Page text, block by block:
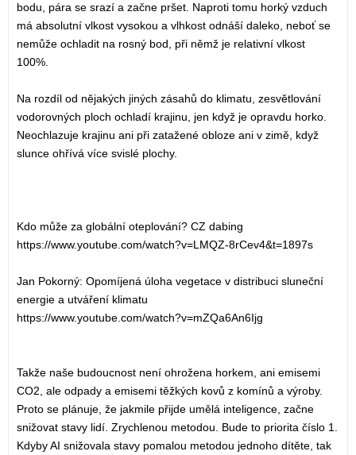
bodu, pára se srazí a začne pršet. Naproti tomu horký vzduch
má absolutní vlkost vysokou a vlhkost odnáší daleko, neboť se
nemůže ochladit na rosný bod, při němž je relativní vlkost
100%.
Na rozdíl od nějakých jiných zásahů do klimatu, zesvětlování
vodorovných ploch ochladí krajinu, jen když je opravdu horko.
Neochlazuje krajinu ani při zatažené obloze ani v zimě, když
slunce ohřívá více svislé plochy.
Kdo může za globální oteplování? CZ dabing
https://www.youtube.com/watch?v=LMQZ-8rCev4&t=1897s
Jan Pokorný: Opomíjená úloha vegetace v distribuci sluneční
energie a utváření klimatu
https://www.youtube.com/watch?v=mZQa6An6Ijg
Takže naše budoucnost není ohrožena horkem, ani emisemi
CO2, ale odpady a emisemi těžkých kovů z komínů a výroby.
Proto se plánuje, že jakmile přijde umělá inteligence, začne
snižovat stavy lidí. Zrychlenou metodou. Bude to priorita číslo 1.
Kdyby AI snižovala stavy pomalou metodou jednoho dítěte, tak